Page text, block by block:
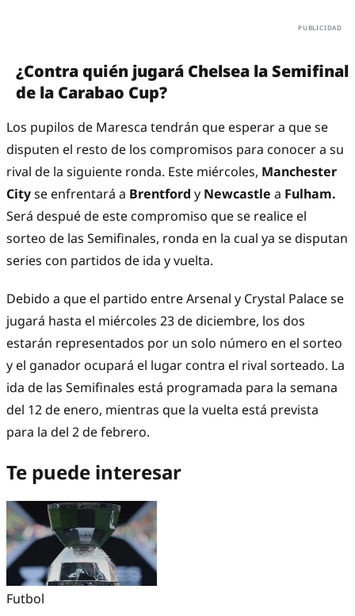
¿Contra quién jugará Chelsea la Semifinal
de la Carabao Cup?
Los pupilos de Maresca tendrán que esperar a que se
disputen el resto de los compromisos para conocer a su
rival de la siguiente ronda. Este miércoles, Manchester
Cityse enfrentará a Brentford y Newcastle a Fulham.
Será despué de este compromiso que se realice el
sorteo de las Semifinales, ronda en la cual ya se disputan
series con partidos de ida y vuelta.
Debido a que el partido entre Arsenal y Crystal Palace se
jugará hasta el miércoles 23 de diciembre, los dos
estarán representados por un solo número en el sorteo
y el ganador ocupará el lugar contra el rival sorteado. La
ida de las Semifinales está programada para la semana
del 12 de enero, mientras que la vuelta está prevista
para la del 2 de febrero.
Te puede interesar
Futbol